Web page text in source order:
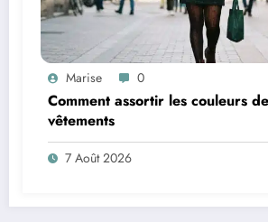
Marise 0
Comment assortir les couleurs
vêtements
7 Août 2026